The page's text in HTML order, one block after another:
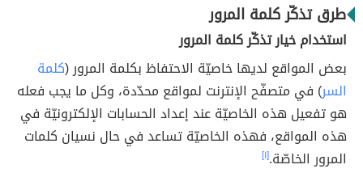
طرق تذكّر كلمة المرور
استخدام خيار تذكّر كلمة المرور
بعض المواقع لديها خاصيّة الاحتفاظ بكلمة المرور (كلمة
السر) في متصفّح الإنترنت لمواقع محدّدة، وكل ما يجب فعله
هو تفعيل هذه الخاصيّة عند إعداد الحسابات الإلكترونيّة في
هذه المواقع، فهذه الخاصيّة تساعد في حال نسيان كلمات
المرور الخاصّة.[١]